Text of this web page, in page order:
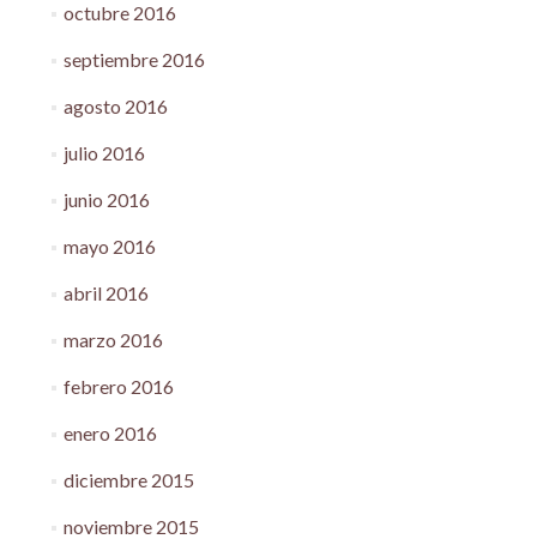
octubre 2016
septiembre 2016
agosto 2016
julio 2016
junio 2016
mayo 2016
abril 2016
marzo 2016
febrero 2016
enero 2016
diciembre 2015
noviembre 2015